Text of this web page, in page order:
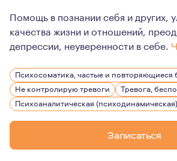
Помощь в познании себя и других,
качества жизни и отношений,
депрессии, неуверенности в себе.
Психолог высшей
Профессиональный стаж – 11 лет.
«С судьбой нельзя не считаться,
Ролло Мэй
Психоаналитическая терапия не
Психосоматика, частые и повторяющиеся
Не контролирую тревоги
Тревога,
Психоаналитическая
Записаться